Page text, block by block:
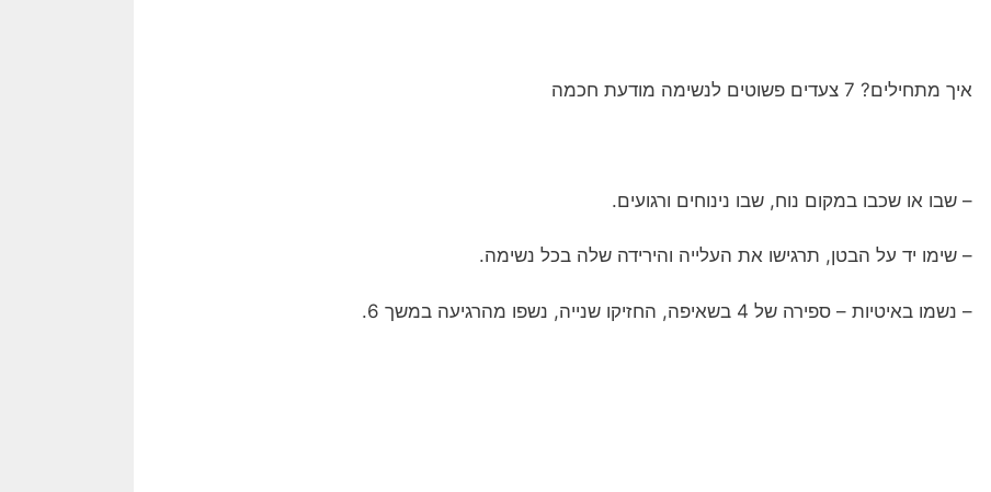
איך מתחילים? 7 צעדים פשוטים לנשימה מודעת חכמה
– שבו או שכבו במקום נוח, שבו נינוחים ורגועים.
– שימו יד על הבטן, תרגישו את העלייה והירידה שלה בכל נשימה.
– נשמו באיטיות – ספירה של 4 בשאיפה, החזיקו שנייה, נשפו מהרגיעה במשך 6.